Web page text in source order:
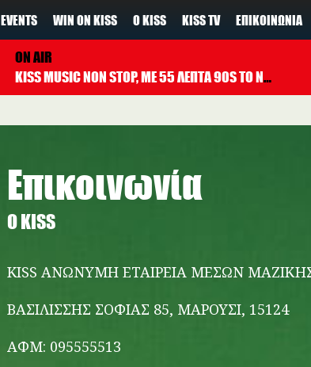
EVENTS WIN ON KISS Ο KISS KISS TV ΕΠΙΚΟΙΝΩΝΊΑ
ON AIR
KISS MUSIC NON STOP, ΜΕ 55 ΛΕΠΤΑ 90S TO NOW ΚΑΘΕ ΩΡΑ
Επικοινωνία
Ο KISS
KISS ΑΝΩΝΥΜΗ ΕΤΑΙΡΕΙΑ ΜΕΣΩΝ
ΒΑΣΙΛΙΣΣΗΣ ΣΟΦΙΑΣ 85, ΜΑΡΟΥΣΙ, 15124
ΑΦΜ: 095555513